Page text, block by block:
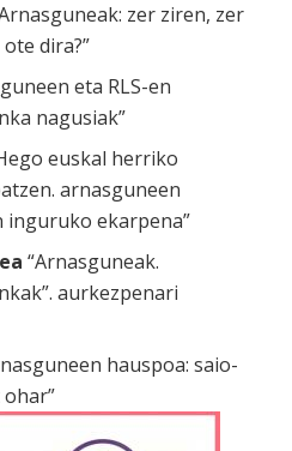
zer ziren, zer
ote dira?”
eta RLS-en
nagusiak”
euskal herriko
arnasguneen
ekarpena”
“Arnasguneak.
aurkezpenari
hauspoa: saio-